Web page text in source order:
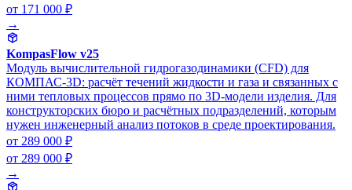
от 171 000 ₽
→
KompasFlow v25
Модуль вычислительной гидрогазодинамики (CFD) для
КОМПАС-3D: расчёт течений жидкости и газа и связанных с
ними тепловых процессов прямо по 3D-модели изделия. Для
конструкторских бюро и расчётных подразделений, которым
нужен инженерный анализ потоков в среде проектирования.
от 289 000 ₽
от 289 000 ₽
→